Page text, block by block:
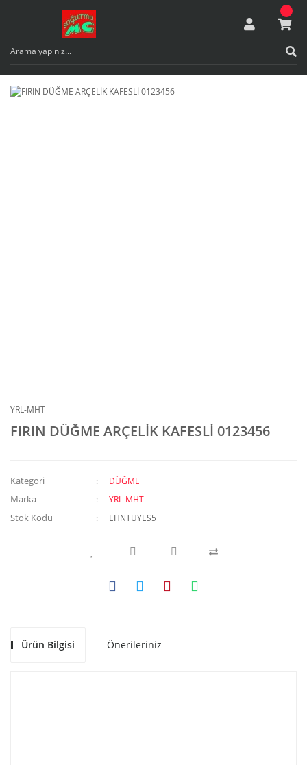
YRL-MHT
FIRIN DÜĞME ARÇELİK KAFESLİ 0123456
Kategori DÜĞME
Marka YRL-MHT
Stok Kodu EHNTUYES5
Ürün Bilgisi Önerileriniz